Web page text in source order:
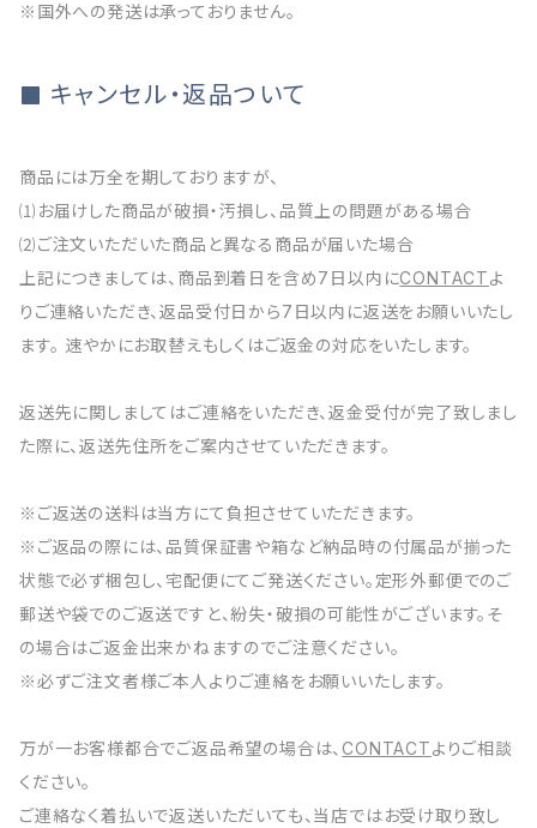
※国外への発送は承っておりません。
キャンセル・返品ついて
商品には万全を期しておりますが、
⑴お届けした商品が破損・汚損し、品質上の問題がある場合
⑵ご注文いただいた商品と異なる商品が届いた場合
上記につきましては、商品到着日を含め7日以内にCONTACTよ
りご連絡いただき、返品受付日から7日以内に返送をお願いいたし
ます。 速やかにお取替えもしくはご返金の対応をいたします。
返送先に関しましてはご連絡をいただき、返金受付が完了致しまし
た際に、返送先住所をご案内させていただきます。
※ご返送の送料は当方にて負担させていただきます。
※ご返品の際には、品質保証書や箱など納品時の付属品が揃った
状態で必ず梱包し、宅配便にてご発送ください。定形外郵便でのご
郵送や袋でのご返送ですと、紛失・破損の可能性がございます。そ
の場合はご返金出来かねますのでご注意ください。
※必ずご注文者様ご本人よりご連絡をお願いいたします。
万が一お客様都合でご返品希望の場合は、 CONTACTよりご相談
ください。
ご連絡なく着払いで返送いただいても、当店ではお受け取り致し